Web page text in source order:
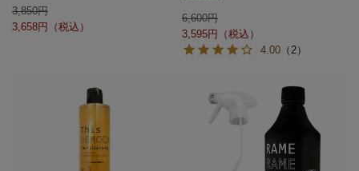
3,850
3,658
6,600
3,595
4.00 （2）